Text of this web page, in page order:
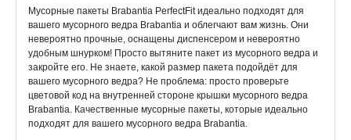
Мусорные пакеты Brabantia PerfectFit идеально подходят для
вашего мусорного ведра Brabantia и облегчают вам жизнь. Они
невероятно прочные, оснащены диспенсером и невероятно
удобным шнурком! Просто вытяните пакет из мусорного ведра и
закройте его. Не знаете, какой размер пакета подойдёт для
вашего мусорного ведра? Не проблема: просто проверьте
цветовой код на внутренней стороне крышки мусорного ведра
Brabantia. Качественные мусорные пакеты, которые идеально
подходят для вашего мусорного ведра Brabantia.